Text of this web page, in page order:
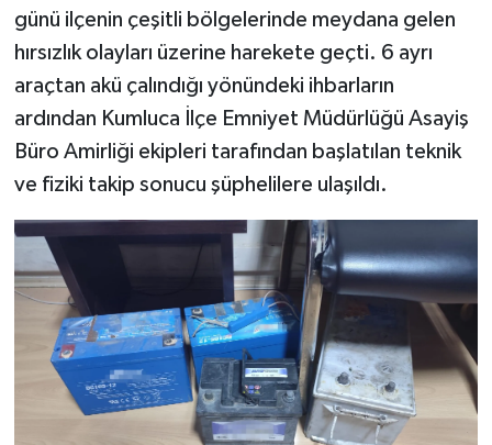
günü ilçenin çeşitli bölgelerinde meydana gelen
hırsızlık olayları üzerine harekete geçti. 6 ayrı
araçtan akü çalındığı yönündeki ihbarların
ardından Kumluca İlçe Emniyet Müdürlüğü Asayiş
Büro Amirliği ekipleri tarafından başlatılan teknik
ve fiziki takip sonucu şüphelilere ulaşıldı.